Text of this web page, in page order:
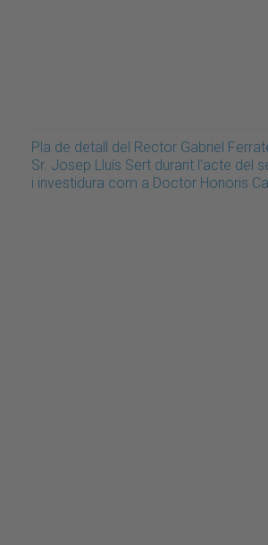
Pla de detall del Rector Gabriel
Sr. Josep Lluís Sert durant l'acte del
i investidura com a Doctor Honoris